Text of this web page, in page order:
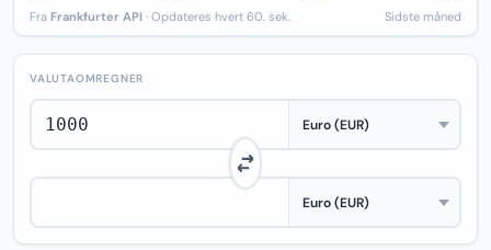
Fra Frankfurter API · Opdateres hvert 60. sek. Sidste måned
VALUTAOMREGNER